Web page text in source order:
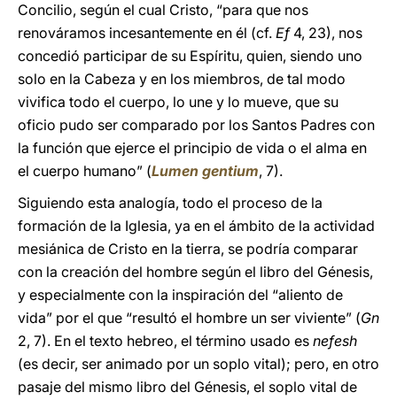
Concilio, según el cual Cristo, “para que nos
renováramos incesantemente en él (cf. Ef 4, 23), nos
concedió participar de su Espíritu, quien, siendo uno
solo en la Cabeza y en los miembros, de tal modo
vivifica todo el cuerpo, lo une y lo mueve, que su
oficio pudo ser comparado por los Santos Padres con
la función que ejerce el principio de vida o el alma en
el cuerpo humano” (Lumen gentium, 7).
Siguiendo esta analogía, todo el proceso de la
formación de la Iglesia, ya en el ámbito de la actividad
mesiánica de Cristo en la tierra, se podría comparar
con la creación del hombre según el libro del Génesis,
y especialmente con la inspiración del “aliento de
vida” por el que “resultó el hombre un ser viviente” (Gn
2, 7). En el texto hebreo, el término usado es nefesh
(es decir, ser animado por un soplo vital); pero, en otro
pasaje del mismo libro del Génesis, el soplo vital de